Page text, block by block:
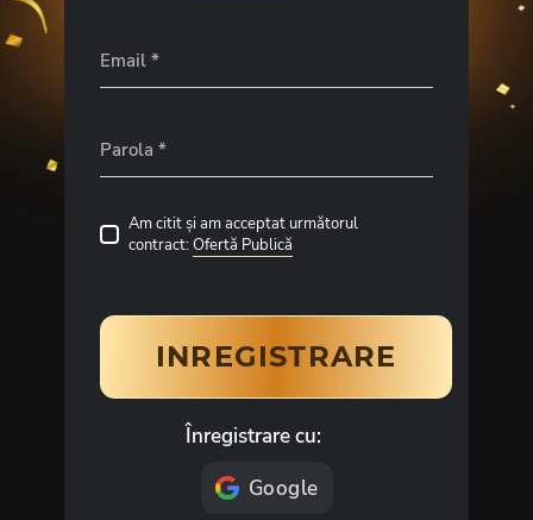
Email *
Parola *
Am citit și am acceptat următorul
contract:Ofertă Publică
INREGISTRARE
Înregistrare cu:
Google